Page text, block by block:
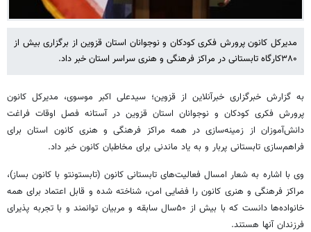
مدیرکل کانون پرورش فکری کودکان و نوجوانان استان قزوین از برگزاری بیش از
۳۸۰کارگاه‌ تابستانی در مراکز فرهنگی و هنری سراسر استان خبر داد.
به گزارش خبرگزاری خبرآنلاین از قزوین؛ سیدعلی اکبر موسوی، مدیرکل کانون
پرورش فکری کودکان و نوجوانان استان قزوین در آستانه فصل اوقات فراغت
دانش‌آموزان از زمینه‌سازی در همه مراکز فرهنگی و هنری کانون استان برای
فراهم‌سازی تابستانی پربار و به یاد ماندنی برای مخاطبان کانون خبر داد.
وی با اشاره به شعار امسال فعالیت‌های تابستانی کانون (تابستونتو با کانون بساز)،
مراکز فرهنگی و هنری کانون را فضایی امن، شناخته شده و قابل اعتماد برای همه
خانواده‌ها دانست که با بیش از ۵۰سال سابقه و مربیان توانمند و با تجربه پذیرای
فرزندان آنها هستند.